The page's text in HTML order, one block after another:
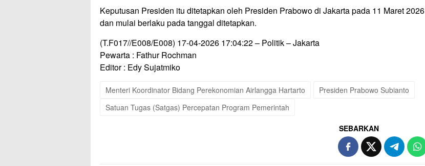
Keputusan Presiden itu ditetapkan oleh Presiden Prabowo di Jakarta pada 11 Maret 2026
dan mulai berlaku pada tanggal ditetapkan.
(T.F017//E008/E008) 17-04-2026 17:04:22 – Politik – Jakarta
Pewarta : Fathur Rochman
Editor : Edy Sujatmiko
Menteri Koordinator Bidang Perekonomian Airlangga Hartarto
Presiden Prabowo Subianto
Satuan Tugas (Satgas) Percepatan Program Pemerintah
SEBARKAN